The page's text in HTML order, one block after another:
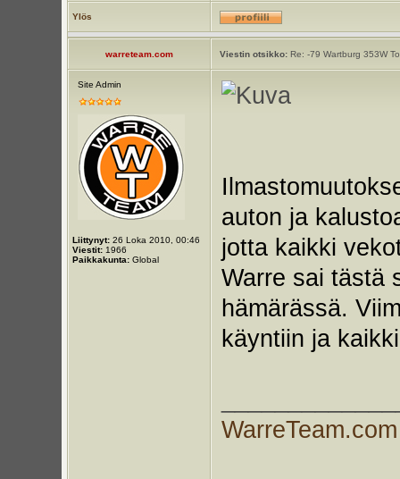
Ylös
warreteam.com Viestin otsikko:Re: -79 Wartburg 353W
Site Admin
Liittynyt:26 Loka 2010, 00:46
Viestit:1966
Paikkakunta:Global
auton ja
jotta kaikki
Warre sai tästä
hämärässä.
käyntiin ja
WarreTeam.com